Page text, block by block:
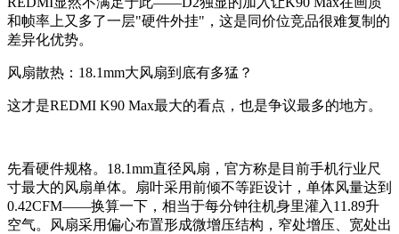
和帧率上又多了一层"硬件外挂"，这是同价位竞品很难复制的
差异化优势。
风扇散热：18.1mm大风扇到底有多猛？
这才是REDMI K90 Max最大的看点，也是争议最多的地方。
先看硬件规格。18.1mm直径风扇，官方称是目前手机行业尺
寸最大的风扇单体。扇叶采用前倾不等距设计，单体风量达到
0.42CFM——换算一下，相当于每分钟往机身里灌入11.89升
空气。风扇采用偏心布置形成微增压结构，窄处增压、宽处出